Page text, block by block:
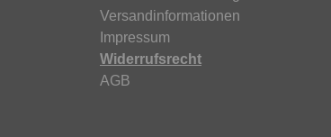
Versandinformationen
Impressum
Widerrufsrecht
AGB